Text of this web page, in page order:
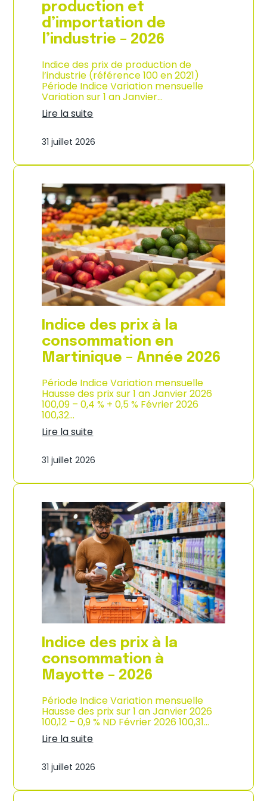
s
o
m
m
a
i
o
n
e
n
G
a
e
o
u
p
e
–
A
n
n
é
e
2
0
2
6
production et
d’importation de
l’industrie – 2026
Indice des prix de production de
l’industrie (référence 100 en 2021)
Période Indice Variation mensuelle
Variation sur 1 an Janvier…
Lire la suite
n
i
e
d
e
s
p
r
i
x
d
e
p
r
o
d
u
c
t
o
n
e
’
m
p
r
t
a
t
i
o
n
d
e
l
’
i
n
d
u
s
t
r
i
–
2
0
6
31 juillet 2026
Indice des prix à la
consommation en
Martinique – Année 2026
Période Indice Variation mensuelle
Hausse des prix sur 1 an Janvier 2026
100,09 – 0,4 % + 0,5 % Février 2026
100,32…
Lire la suite
n
i
e
d
e
s
r
i
x
à
l
a
c
o
n
s
o
m
a
t
i
n
n
M
31 juillet 2026
Indice des prix à la
consommation à
Mayotte – 2026
Période Indice Variation mensuelle
Hausse des prix sur 1 an Janvier 2026
100,12 – 0,9 % ND Février 2026 100,31…
Lire la suite
n
i
31 juillet 2026